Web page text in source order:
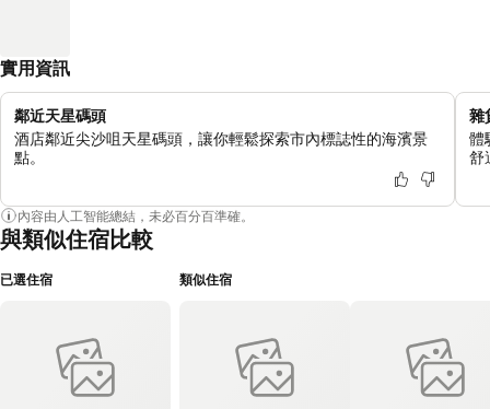
實用資訊
鄰近天星碼頭
酒店鄰近尖沙咀天星碼頭，讓你輕鬆探索市內標誌性的海濱景
點。
雜
體
舒
內容由人工智能總結，未必百分百準確。
與類似住宿比較
已選住宿 類似住宿